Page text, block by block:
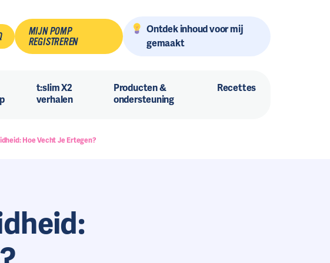
MIJN POMP
REGISTREREN
Ontdek inhoud voor mij
gemaakt
t:slim X2
verhalen
Producten &
ondersteuning
Recettes
Hoe Vecht Je Ertegen?